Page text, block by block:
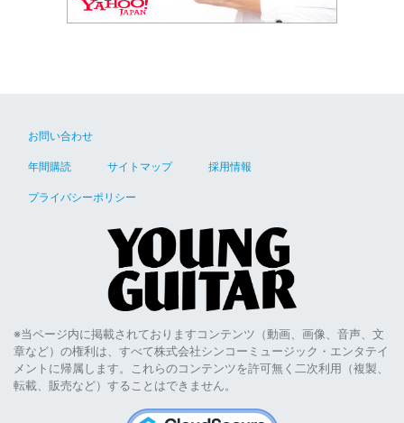
お問い合わせ
年間購読 サイトマップ 採用情報
プライバシーポリシー
※当ページ内に掲載されておりますコンテンツ（動画、画像、音声、文
章など）の権利は、すべて株式会社シンコーミュージック・エンタテイ
メントに帰属します。これらのコンテンツを許可無く二次利用（複製、
転載、販売など）することはできません。